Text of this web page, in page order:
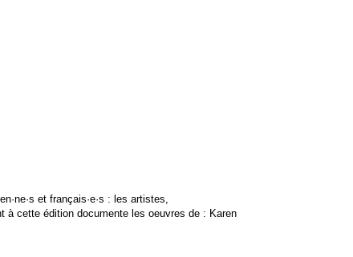
et français·e·s : les artistes,
à cette édition documente les oeuvres de : Karen